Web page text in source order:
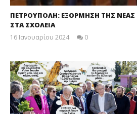
ΠΕΤΡΟΥΠΟΛΗ: ΕΞΟΡΜΗΣΗ ΤΗΣ
ΣΤΑ ΣΧΟΛΕΙΑ
16 Ιανουαρίου 2024
0